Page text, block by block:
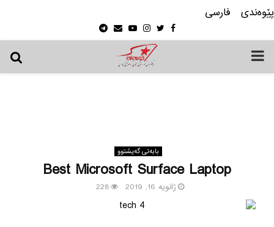
پێوه‌ندی فارسی
Facebook
Twitter
Instagram
Youtube
Email
Telegram
PRIMARY
بابه‌تی گه‌یشتوو
Best Microsoft Surface Laptop
ژانویه 16, 2019 228